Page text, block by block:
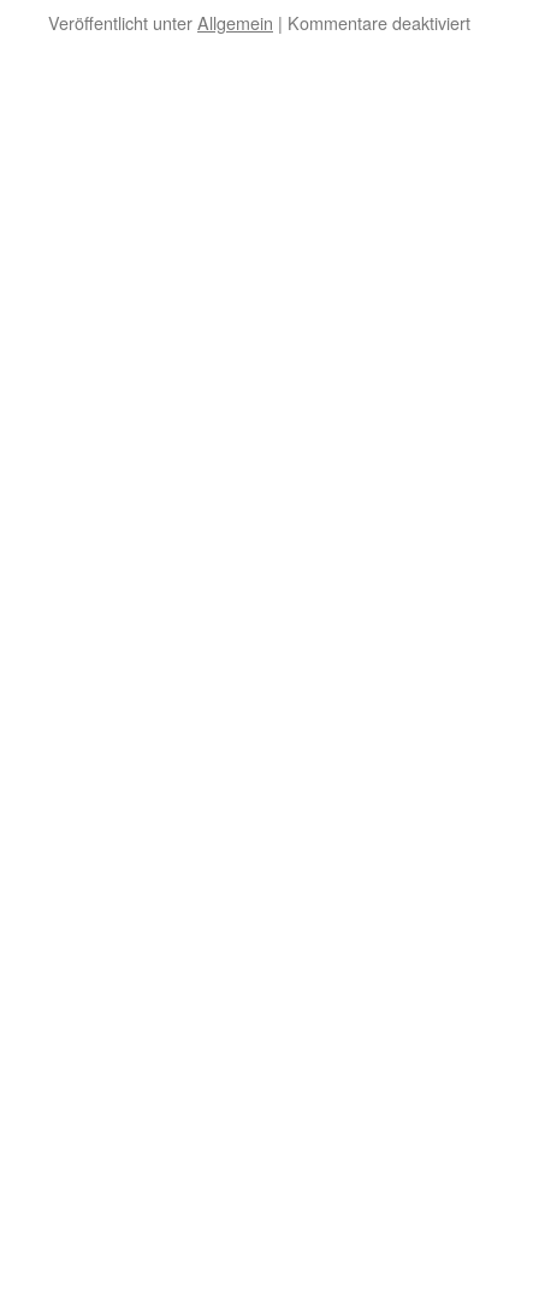
Veröffentlicht unterAllgemein | Kommentare deaktiviertfür